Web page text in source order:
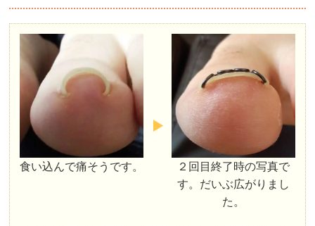
食い込んで痛そうです。
２回目終了時の写真で
す。だいぶ広がりまし
た。